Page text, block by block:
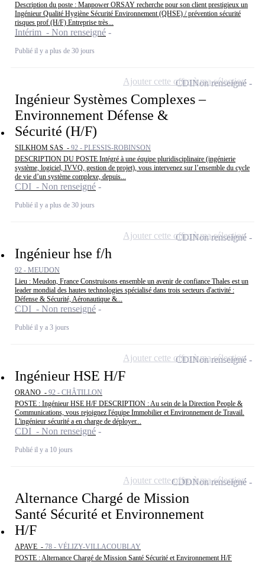
Description du poste : Manpower ORSAY recherche pour son client prestigieux un
Ingénieur Qualité Hygiène Sécurité Environnement (QHSE) / prévention sécurité
risques prof (H/F) Entreprise très...
Intérim - Non renseigné
Publié il y a plus de 30 jours
Ingénieur Systèmes Complexes –
Environnement Défense &
Sécurité (H/F)
SILKHOM SAS - 92 - PLESSIS-ROBINSON
DESCRIPTION DU POSTE Intégré à une équipe pluridisciplinaire (ingénierie
système, logiciel, IVVQ, gestion de projet), vous intervenez sur l’ensemble du cycle
de vie d’un système complexe, depuis...
CDI - Non renseigné
Publié il y a plus de 30 jours
CDINon renseigné
Ajouter cette offre à ma sélection
Ingénieur hse f/h
92 - MEUDON
Lieu : Meudon, France Construisons ensemble un avenir de confiance Thales est un
leader mondial des hautes technologies spécialisé dans trois secteurs d'activité :
Défense & Sécurité, Aéronautique &...
CDI - Non renseigné
Publié il y a 3 jours
CDINon renseigné
Ajouter cette offre à ma sélection
Ingénieur HSE H/F
ORANO - 92 - CHÂTILLON
POSTE : Ingénieur HSE H/F DESCRIPTION : Au sein de la Direction People &
Communications, vous rejoignez l'équipe Immobilier et Environnement de Travail.
L'ingénieur sécurité a en charge de déployer...
CDI - Non renseigné
Publié il y a 10 jours
CDINon renseigné
Ajouter cette offre à ma sélection
Alternance Chargé de Mission
Santé Sécurité et Environnement
H/F
APAVE - 78 - VÉLIZY-VILLACOUBLAY
POSTE : Alternance Chargé de Mission Santé Sécurité et Environnement H/F
CDDNon renseigné
Ajouter cette offre à ma sélection